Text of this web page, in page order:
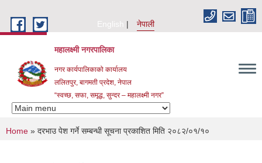
English
नेपाली
महालक्ष्मी नगरपालिका
नगर कार्यपालिकाको कार्यालय
ललितपुर, बागमती प्रदेश, नेपाल
“स्वच्छ, सफा, समृद्ध, सुन्दर – महालक्ष्मी नगर”
You are here
Home » दरभाउ पेश गर्ने सम्बन्धी सूचना प्रकाशित मिति २०८२/०१/१०